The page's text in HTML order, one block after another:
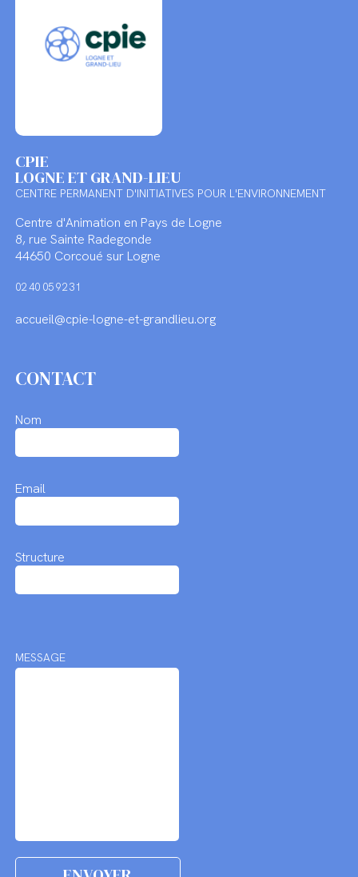
CPIE
LOGNE ET GRAND-LIEU
CENTRE PERMANENT D'INITIATIVES POUR L'ENVIRONNEMENT
Centre d'Animation en Pays de Logne
8, rue Sainte Radegonde
44650 Corcoué sur Logne
02 40 05 92 31
accueil@cpie-logne-et-grandlieu.org
CONTACT
Nom
Email
Structure
MESSAGE